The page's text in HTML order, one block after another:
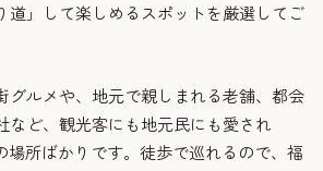
道」して楽しめるスポットを厳選してご
グルメや、地元で親しまれる老舗、都会
など、観光客にも地元民にも愛され
場所ばかりです。徒歩で巡れるので、福